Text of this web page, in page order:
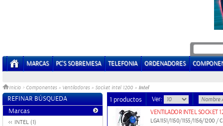
MARCAS PC'S SOBREMESA TELEFONIA ORDENADORES
Inicio > Componentes » Ventiladores » Socket intel 1200 » Intel
REFINAR BÚSQUEDA
Marcas
INTEL (1)
1 productos Ver:
VENTILADOR INTEL SOCKET
LGA1151/1150/1155/1156/1200 /